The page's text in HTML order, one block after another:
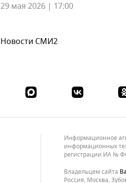
29 мая 2026 | 17:00
Новости СМИ2
Информационное
информационных
регистрации ИА №
Владельцем сайта
Россия, Москва,